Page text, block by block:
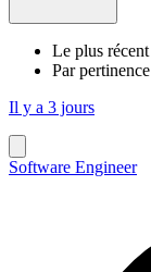
Le plus récent
Par pertinence
Il y a 3 jours
Software Engineer